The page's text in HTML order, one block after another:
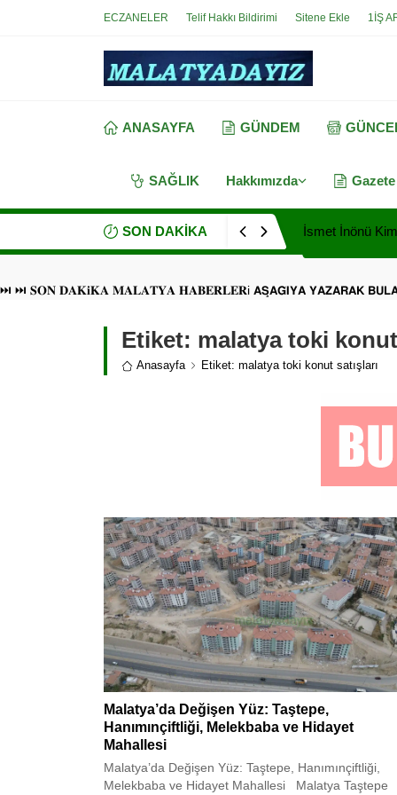
ECZANELER Telif Hakkı Bildirimi Sitene Ekle 1İŞ
ANASAYFA GÜNDEM
SAĞLIK Hakkımızda
SON DAKİKA İsmet İnönü
⏭ ⏭ 𝐒𝐎𝐍 𝐃𝐀𝐊𝐢𝐊𝐀 𝐌𝐀𝐋𝐀𝐓𝐘𝐀 𝐇𝐀𝐁𝐄𝐑𝐋𝐄𝐑i 𝗔𝗦̧𝗔𝗚̆𝗜𝗬𝗔 𝗬𝗔𝗭𝗔𝗥𝗔𝗞
Etiket: malatya toki konut
Anasayfa Etiket: malatya toki konut satışları
Malatya’da Değişen Yüz: Taştepe,
Hanımınçiftliği, Melekbaba ve Hidayet
Mahallesi
Malatya’da Değişen Yüz: Taştepe, Hanımınçiftliği,
Melekbaba ve Hidayet Mahallesi Malatya Taştepe